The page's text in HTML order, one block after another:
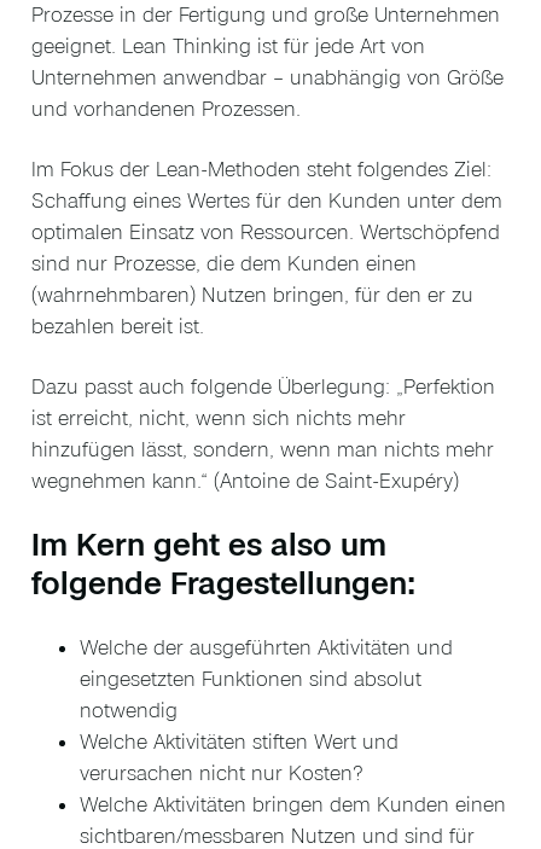
Prozesse in der Fertigung und große Unternehmen
geeignet. Lean Thinking ist für jede Art von
Unternehmen anwendbar – unabhängig von Größe
und vorhandenen Prozessen.
Im Fokus der Lean-Methoden steht folgendes Ziel:
Schaffung eines Wertes für den Kunden unter dem
optimalen Einsatz von Ressourcen. Wertschöpfend
sind nur Prozesse, die dem Kunden einen
(wahrnehmbaren) Nutzen bringen, für den er zu
bezahlen bereit ist.
Dazu passt auch folgende Überlegung: „Perfektion
ist erreicht, nicht, wenn sich nichts mehr
hinzufügen lässt, sondern, wenn man nichts mehr
wegnehmen kann.“ (Antoine de Saint-Exupéry)
Im Kern geht es also um
folgende Fragestellungen:
Welche der ausgeführten Aktivitäten und
eingesetzten Funktionen sind absolut
notwendig
Welche Aktivitäten stiften Wert und
verursachen nicht nur Kosten?
Welche Aktivitäten bringen dem Kunden einen
sichtbaren/messbaren Nutzen und sind für